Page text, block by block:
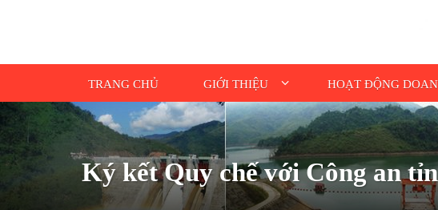
TRANG CHỦ GIỚI THIỆU HOẠT ĐỘNG
Ký kết Quy chế với Công an